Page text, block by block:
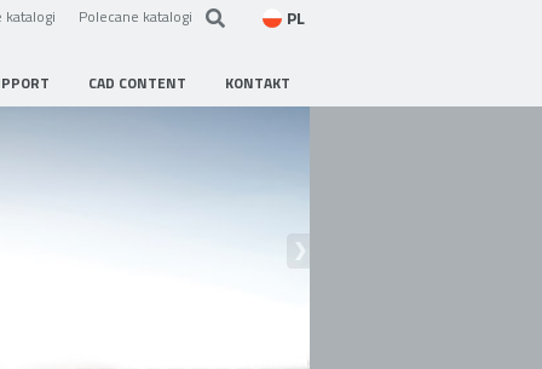
katalogi Polecane katalogi PL
CAD CONTENT KONTAKT